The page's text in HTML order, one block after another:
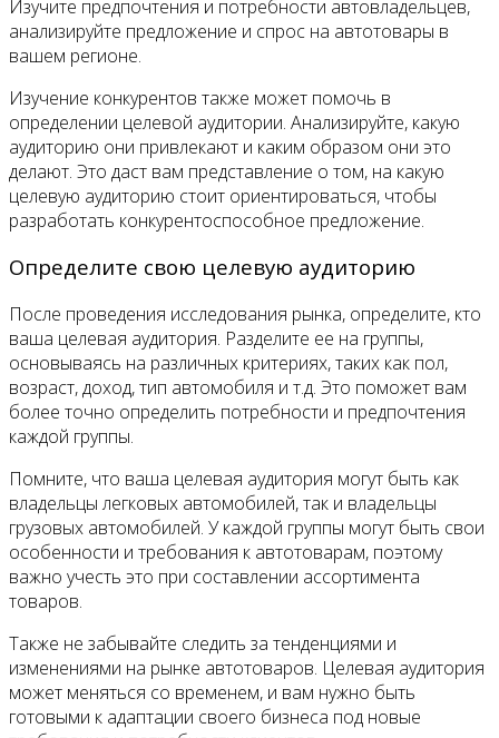
Изучите предпочтения и потребности автовладельцев,
анализируйте предложение и спрос на автотовары в
вашем регионе.
Изучение конкурентов также может помочь в
определении целевой аудитории. Анализируйте, какую
аудиторию они привлекают и каким образом они это
делают. Это даст вам представление о том, на какую
целевую аудиторию стоит ориентироваться, чтобы
разработать конкурентоспособное предложение.
Определите свою целевую аудиторию
После проведения исследования рынка, определите, кто
ваша целевая аудитория. Разделите ее на группы,
основываясь на различных критериях, таких как пол,
возраст, доход, тип автомобиля и т.д. Это поможет вам
более точно определить потребности и предпочтения
каждой группы.
Помните, что ваша целевая аудитория могут быть как
владельцы легковых автомобилей, так и владельцы
грузовых автомобилей. У каждой группы могут быть свои
особенности и требования к автотоварам, поэтому
важно учесть это при составлении ассортимента
товаров.
Также не забывайте следить за тенденциями и
изменениями на рынке автотоваров. Целевая аудитория
может меняться со временем, и вам нужно быть
готовыми к адаптации своего бизнеса под новые